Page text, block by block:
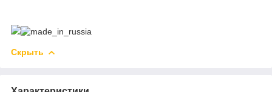
Скрыть